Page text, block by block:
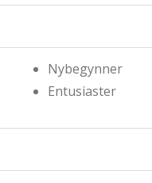
Nybegynner
Entusiaster